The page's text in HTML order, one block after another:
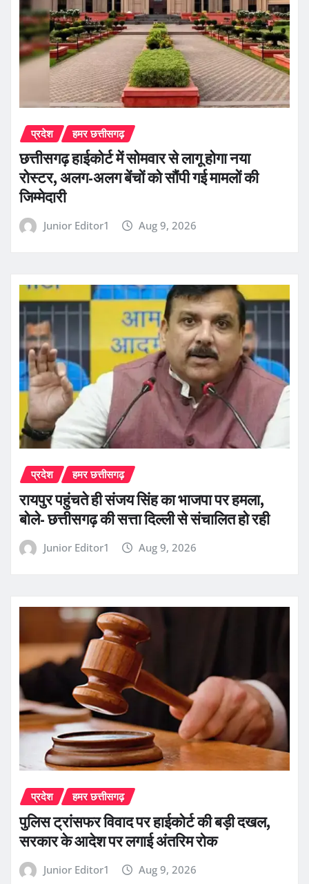
प्रदेश हमर छत्तीसगढ़
छत्तीसगढ़ हाईकोर्ट में सोमवार से लागू होगा नया
रोस्टर, अलग-अलग बेंचों को सौंपी गई मामलों की
जिम्मेदारी
Junior Editor1 Aug 9, 2026
प्रदेश हमर छत्तीसगढ़
रायपुर पहुंचते ही संजय सिंह का भाजपा पर हमला,
बोले- छत्तीसगढ़ की सत्ता दिल्ली से संचालित हो रही
Junior Editor1 Aug 9, 2026
प्रदेश हमर छत्तीसगढ़
पुलिस ट्रांसफर विवाद पर हाईकोर्ट की बड़ी दखल,
सरकार के आदेश पर लगाई अंतरिम रोक
Junior Editor1 Aug 9, 2026